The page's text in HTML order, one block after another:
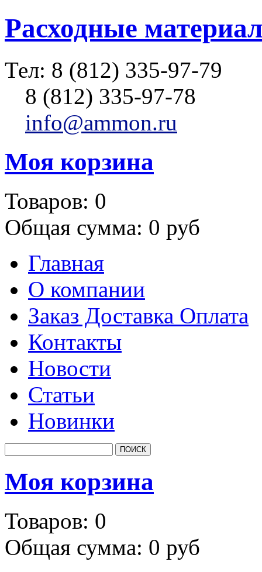
Расходные
Тел: 8 (812) 335-97-79
8 (812) 335-97-78
info@ammon.ru
Моя корзина
Товаров: 0
Общая сумма: 0 руб
Главная
О компании
Заказ Доставка Оплата
Контакты
Новости
Статьи
Новинки
Моя корзина
Товаров: 0
Общая сумма: 0 руб